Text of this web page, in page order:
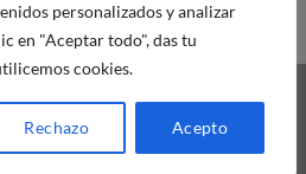
personalizados y analizar
en "Aceptar todo", das tu
cookies.
Rechazo Acepto
PayPal Stripe MasterCard
Universal Tienda Online España.